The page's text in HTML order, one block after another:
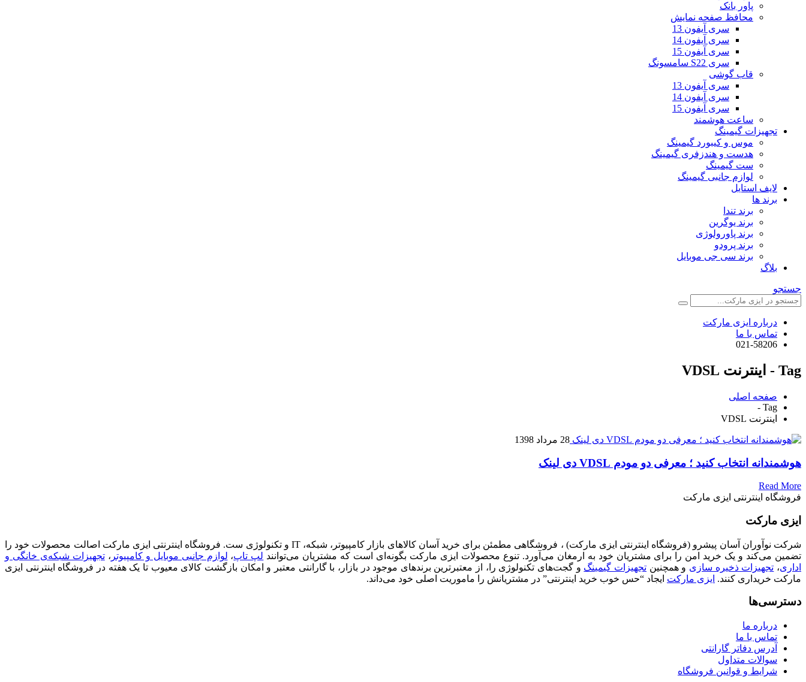
پاور بانک
محافظ صفحه نمایش
سری آیفون 13
سری آیفون 14
سری آیفون 15
سری S22 سامسونگ
قاب گوشی
سری آیفون 13
سری آیفون 14
سری آیفون 15
ساعت هوشمند
تجهیزات گیمینگ
موس و کیبورد گیمینگ
هدست و هندزفری گیمینگ
ست گیمینگ
لوازم جانبی گیمینگ
لایف استایل
برند ها
برند تندا
برند یوگرین
برند پاورولوژی
برند پرودو
برند سی جی موبایل
بلاگ
جستجو
درباره ایزی مارکت
تماس با ما
021-58206
Tag - اینترنت VDSL
صفحه اصلی
Tag -
اینترنت VDSL
28 مرداد 1398
هوشمندانه انتخاب کنید ؛ معرفی دو مودم VDSL دی لینک
Read More
فروشگاه اینترنتی ایزی مارکت
ایزی مارکت
شرکت نوآوران آسان پیشرو (فروشگاه اینترنتی ایزی مارکت) ، فروشگاهی مطمئن برای خرید آسان کالاهای بازار کامپیوتر، شبکه، IT و تکنولوژی ست. فروشگاه اینترنتی ایزی مارکت اصالت محصولات خود را
تضمین می‌کند و یک خرید امن را برای مشتریان خود به ارمغان می‌آورد. تنوع محصولات ایزی مارکت بگونه‌ای است که مشتریان می‌توانند لپ تاپ، لوازم جانبی موبایل و کامپیوتر ،تجهیزات شبکه‌ی خانگی و
اداری، تجهیزات ذخیره سازی و همچنین تجهیزات گیمینگ و گجت‌های تکنولوژی را، از معتبرترین برندهای موجود در بازار، با گارانتی معتبر و امکان بازگشت کالای معیوب تا یک هفته در فروشگاه اینترنتی ایزی
مارکت خریداری کنند. ایزی مارکت ایجاد “حس خوب خرید اینترنتی” در مشتریانش را ماموریت اصلی خود می‌داند.
دسترسی‌ها
درباره ما
تماس با ما
آدرس دفاتر گارانتی
سوالات متداول
شرایط و قوانین فروشگاه